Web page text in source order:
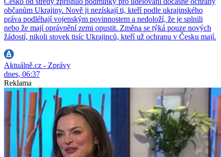
občanům Ukrajiny. Nově ji nezískají ti, kteří podle ukrajinského
práva podléhají vojenským povinnostem a nedoloží, že je splnili
nebo že mají oprávnění zemi opustit. Změna se týká pouze nových
žádostí, nikoli stovek tisíc Ukrajinců, kteří už ochranu v Česku mají.
Aktuálně.cz - Zprávy
dnes, 06:37
Reklama